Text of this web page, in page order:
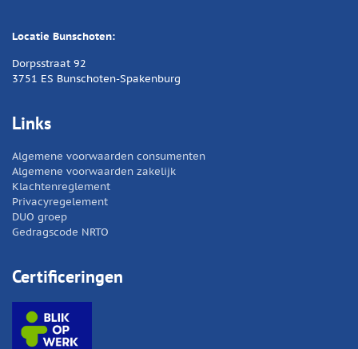
Locatie Bunschoten:
Dorpsstraat 92
3751 ES Bunschoten-Spakenburg
Links
Algemene voorwaarden consumenten
Algemene voorwaarden zakelijk
Klachtenreglement
Privacyregelement
DUO groep
Gedragscode NRTO
Certificeringen